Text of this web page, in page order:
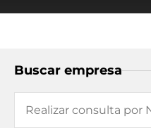
Buscar empresa